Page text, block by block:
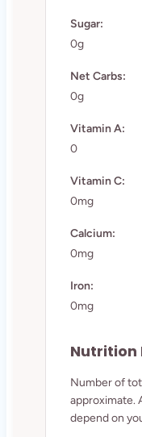
Sugar:
0g
Net Carbs:
0g
Vitamin A:
0
Vitamin C:
0mg
Calcium:
0mg
Iron:
0mg
Nutrition
Number of
approximate.
depend on